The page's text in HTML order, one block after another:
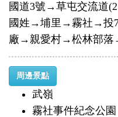
國道3號→草屯交流道
國姓→埔里→霧社→投
廠→親愛村→松林部落
周邊景點
武嶺
霧社事件紀念公